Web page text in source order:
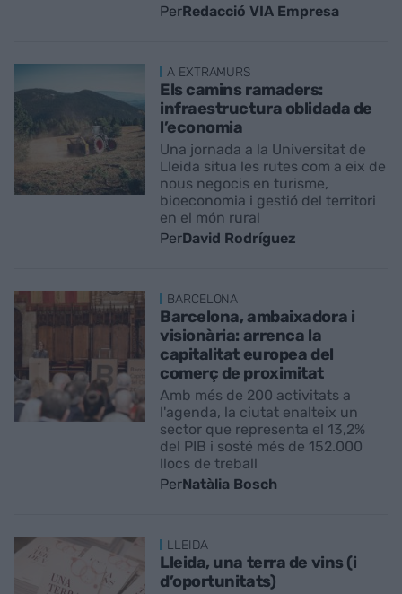
PerRedacció VIA Empresa
A EXTRAMURS
Els camins ramaders:
infraestructura oblidada de
l’economia
Una jornada a la Universitat de
Lleida situa les rutes com a eix de
nous negocis en turisme,
bioeconomia i gestió del territori
en el món rural
PerDavid Rodríguez
BARCELONA
Barcelona, ambaixadora i
visionària: arrenca la
capitalitat europea del
comerç de proximitat
Amb més de 200 activitats a
l'agenda, la ciutat enalteix un
sector que representa el 13,2%
del PIB i sosté més de 152.000
llocs de treball
PerNatàlia Bosch
LLEIDA
Lleida, una terra de vins (i
d’oportunitats)